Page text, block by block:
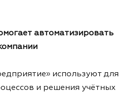
автоматизировать
используют для
и решения учётных